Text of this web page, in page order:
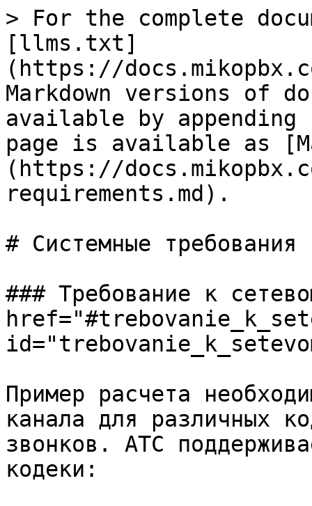
> For the complete
[llms.txt]
(https://
Markdown versions of
available by
page is available as
(https://
requirements.md).
# Системные требования
### Требование к
Пример расчета
канала для различных
звонков. АТС
кодеки: